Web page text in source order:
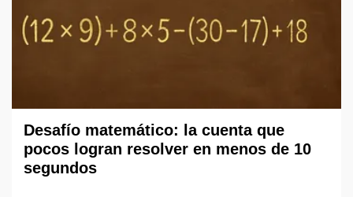
Desafío matemático: la cuenta que
pocos logran resolver en menos de 10
segundos